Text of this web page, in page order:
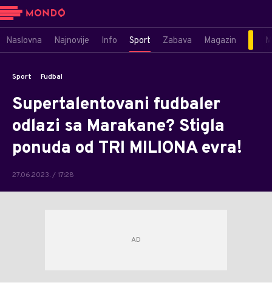
Naslovna Najnovije Info Sport Zabava Magazin
Sport Fudbal
Supertalentovani fudbaler
odlazi sa Marakane? Stigla
ponuda od TRI MILIONA evra!
27.06.2023. / 17:28